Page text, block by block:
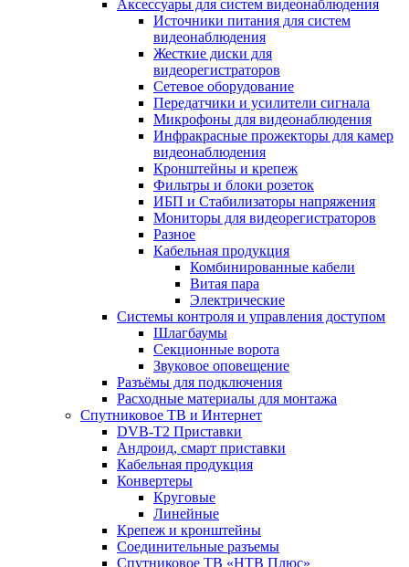
Аксессуары для систем видеонаблюдения
Источники питания для систем
видеонаблюдения
Жесткие диски для
видеорегистраторов
Сетевое оборудование
Передатчики и усилители сигнала
Микрофоны для видеонаблюдения
Инфракрасные прожекторы для камер
видеонаблюдения
Кронштейны и крепеж
Фильтры и блоки розеток
ИБП и Стабилизаторы напряжения
Мониторы для видеорегистраторов
Разное
Кабельная продукция
Комбинированные кабели
Витая пара
Электрические
Системы контроля и управления доступом
Шлагбаумы
Секционные ворота
Звуковое оповещение
Разъёмы для подключения
Расходные материалы для монтажа
Спутниковое ТВ и Интернет
DVB-Т2 Приставки
Андроид, смарт приставки
Кабельная продукция
Конвертеры
Круговые
Линейные
Крепеж и кронштейны
Соединительные разъемы
Спутниковое ТВ «НТВ Плюс»